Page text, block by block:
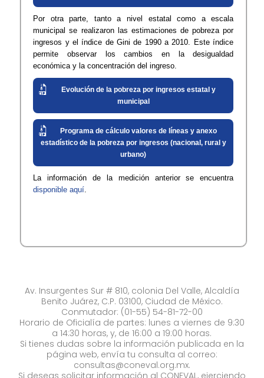
Por otra parte, tanto a nivel estatal como a escala
municipal se realizaron las estimaciones de pobreza por
ingresos y el índice de Gini de 1990 a 2010. Este índice
permite observar los cambios en la desigualdad
económica y la concentración del ingreso.
Evolución de la pobreza por in​gresos estatal y
municipal
Programa de cálculo valores d​e líneas y anexo
estadístico de la pobreza por ingresos (nacional, rural y
urbano)
La información de la medición anterior se encuentra
disponible aquí​
Av. Insurgentes Sur # 810, colonia Del Valle, Alcaldía
Benito Juárez, C.P. 03100, Ciudad de México.
Conmutador: (01-55) 54-81-72-00
Horario de Oficialía de partes: lunes a viernes de 9:30
a 14:30 horas, y, de 16:00 a 19:00 horas.
Si tienes dudas sobre la información publicada en la
página web, envía tu consulta al correo:
consultas@coneval.org.mx.
Si deseas solicitar información al CONEVAL, ejerciendo